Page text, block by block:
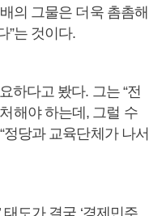
의 그물은 더욱 촘촘해
”는 것이다.
하다고 봤다. 그는 “전
해야 하는데, 그럴 수
정당과 교육단체가 나서
태도가 결국 ‘경제민주